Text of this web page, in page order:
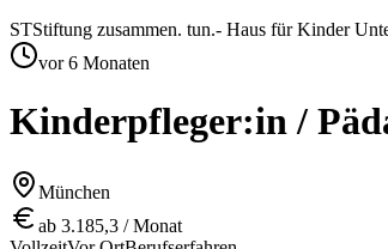
STStiftung zusammen. tun.- Haus für Kinder
vor 6 Monaten
Kinderpfleger:in /
München
ab 3.185,3 / Monat